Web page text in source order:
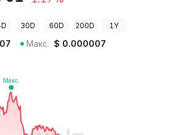
30D 60D 200D 1Y
Макс. $ 0.000007